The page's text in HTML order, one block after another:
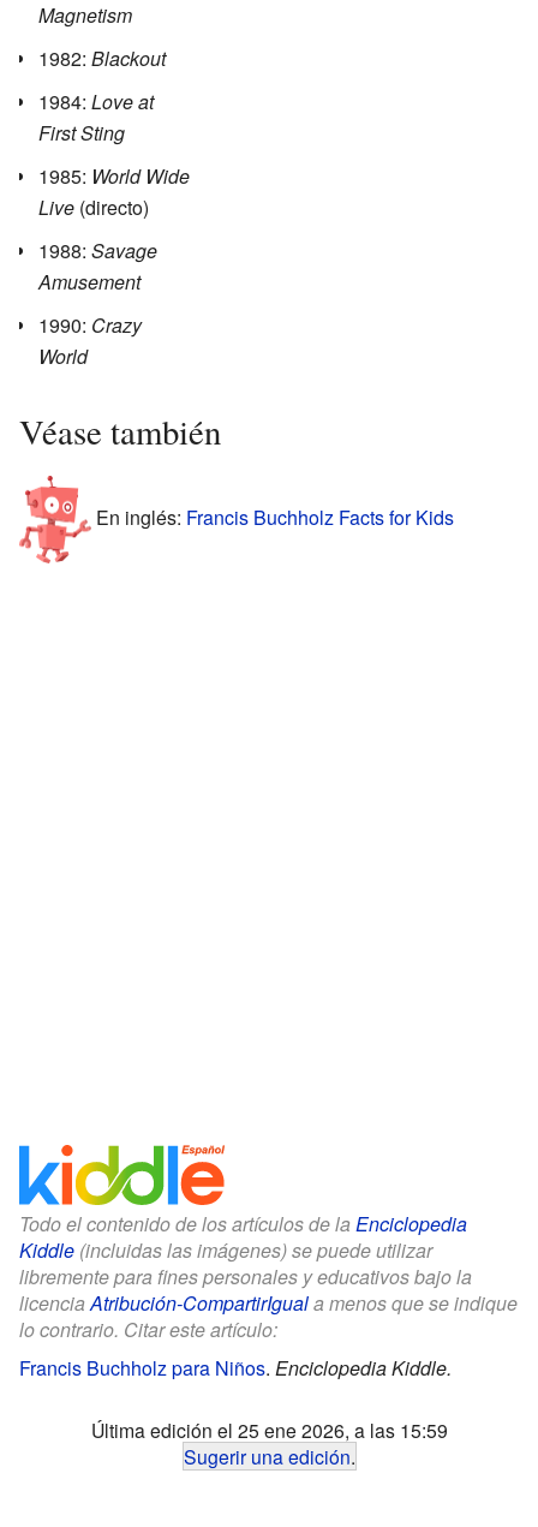
Magnetism
1982: Blackout
1984: Love at
First Sting
1985: World Wide
Live (directo)
1988: Savage
Amusement
1990: Crazy
World
Véase también
En inglés: Francis Buchholz Facts for Kids
Todo el contenido de los artículos de la Enciclopedia
Kiddle (incluidas las imágenes) se puede utilizar
libremente para fines personales y educativos bajo la
licenciaAtribución-CompartirIguala menos que se indique
lo contrario. Citar este artículo:
Francis Buchholz para Niños. Enciclopedia Kiddle.
Última edición el 25 ene 2026, a las 15:59
Sugerir una edición.